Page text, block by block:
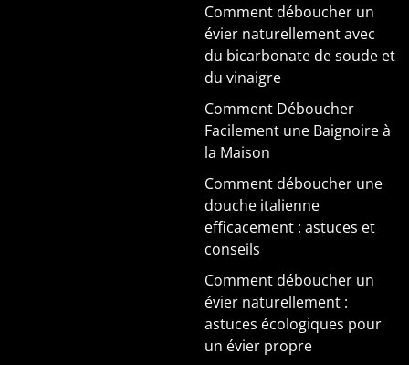
Comment déboucher un
évier naturellement avec
du bicarbonate de soude et
du vinaigre
Comment Déboucher
Facilement une Baignoire à
la Maison
Comment déboucher une
douche italienne
efficacement : astuces et
conseils
Comment déboucher un
évier naturellement :
astuces écologiques pour
un évier propre